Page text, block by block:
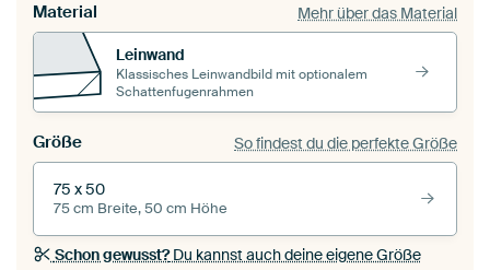
Material Mehr über das Material
Leinwand
Klassisches Leinwandbild mit optionalem
Schattenfugenrahmen
Größe So findest du die perfekte Größe
75 x 50
75 cm Breite, 50 cm Höhe
Schon gewusst?Du kannst auch deine eigene Größe